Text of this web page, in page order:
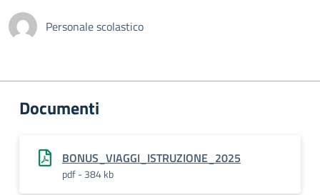
Personale scolastico
Documenti
BONUS_VIAGGI_ISTRUZIONE_2025
pdf - 384 kb